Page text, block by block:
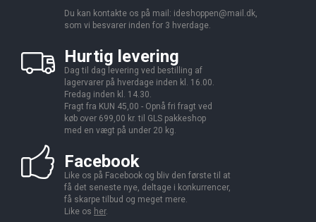
Du kan kontakte os på mail: ideshoppen@mail.dk,
som vi besvarer inden for 3 hverdage.
Hurtig levering
Dag til dag levering ved bestilling af
lagervarer på hverdage inden kl. 16.00.
Fredag inden kl. 14.30.
Fragt fra KUN 45,00 - Opnå fri fragt ved
køb over 699,00 kr. til GLS pakkeshop
med en vægt på under 20 kg.
Facebook
Like os på Facebook og bliv den første til at
få det seneste nye, deltage i konkurrencer,
få skarpe tilbud og meget mere.
Like os her.